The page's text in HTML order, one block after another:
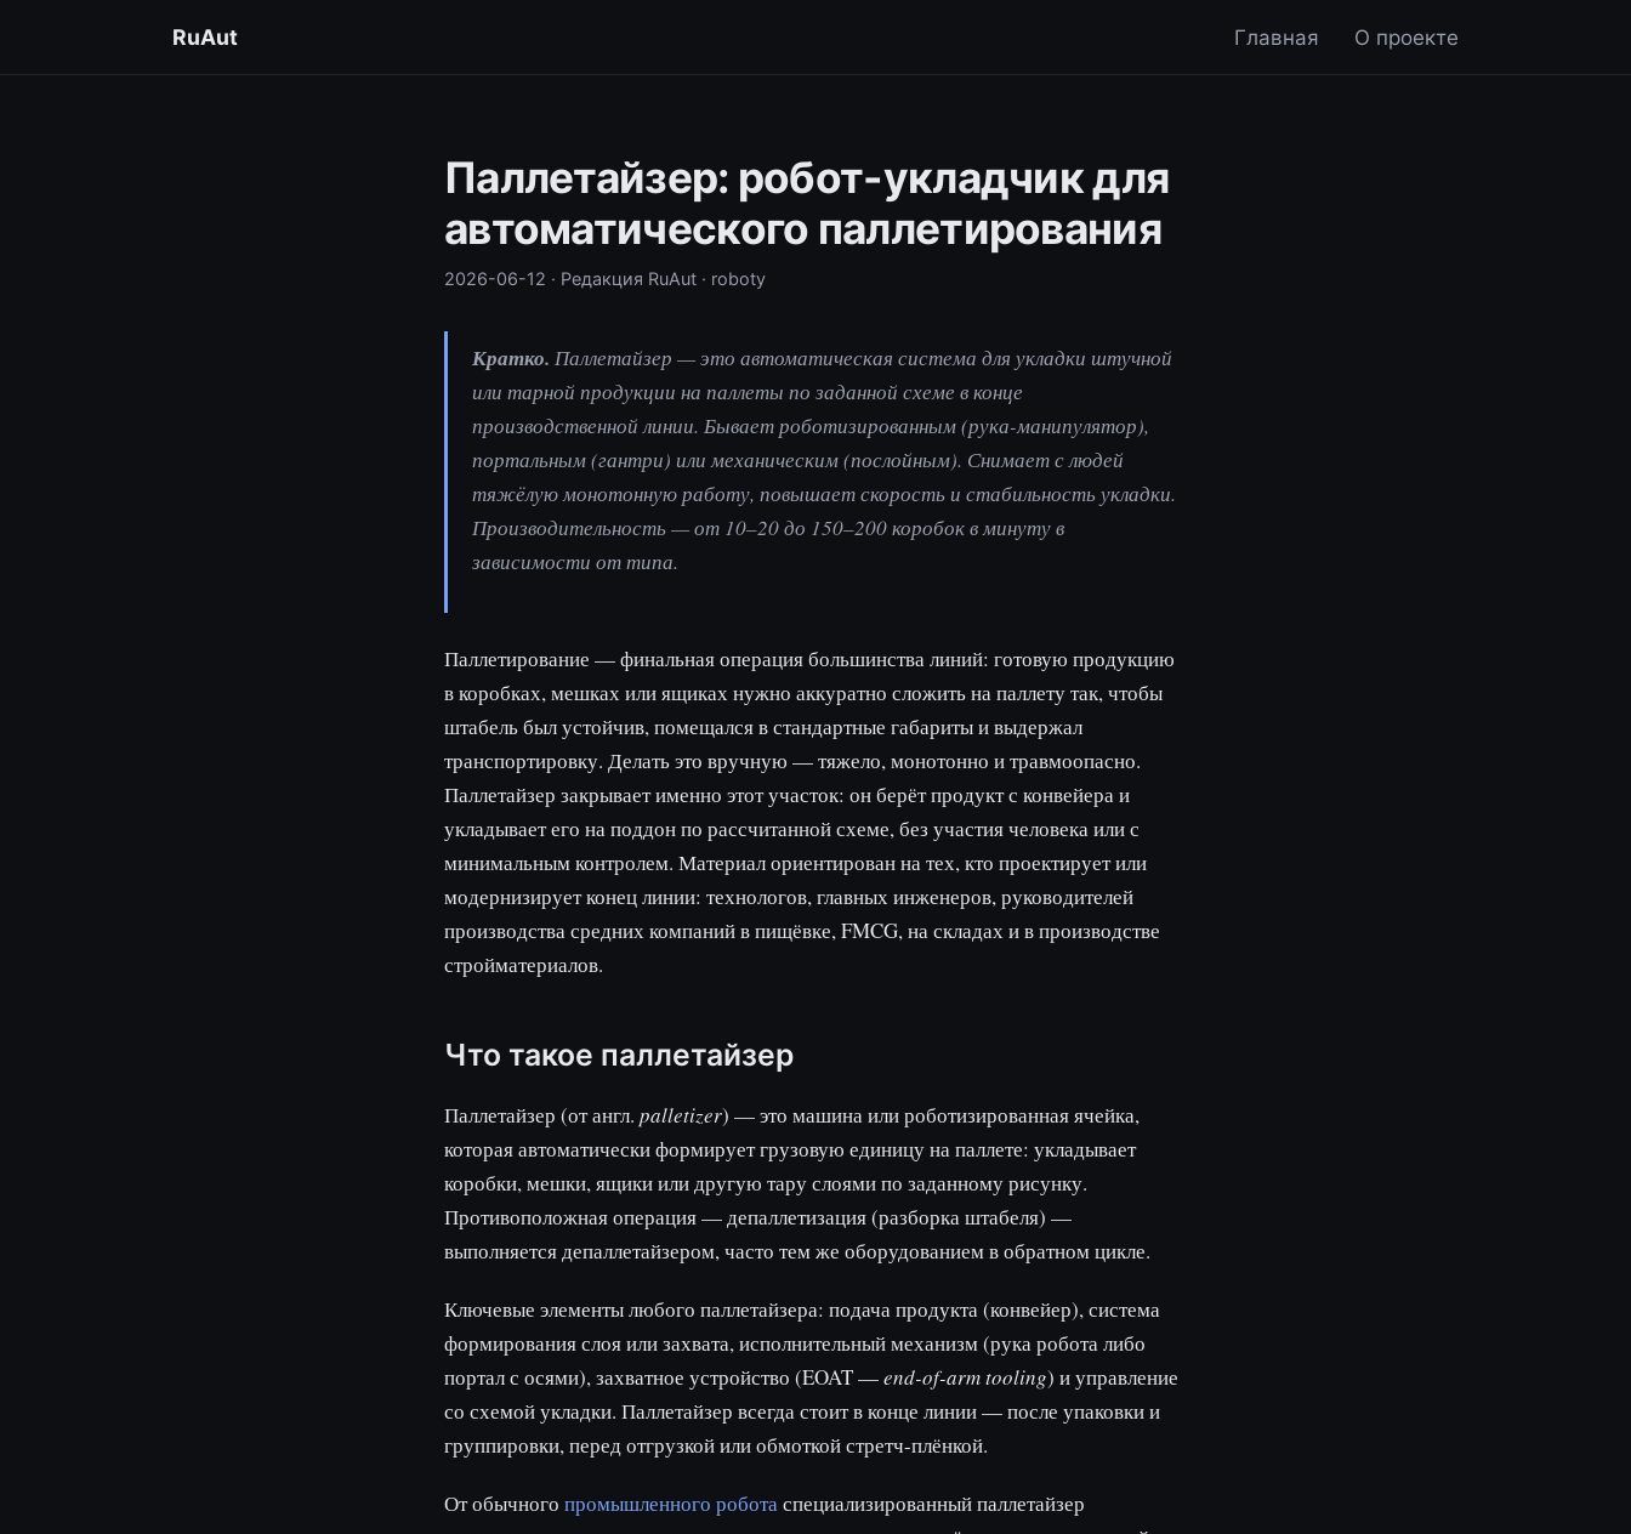
RuAut Главная О проекте
Паллетайзер: робот-укладчик для
автоматического паллетирования
2026-06-12 · Редакция RuAut · roboty
Кратко. Паллетайзер — это автоматическая система для укладки штучной
или тарной продукции на паллеты по заданной схеме в конце
производственной линии. Бывает роботизированным (рука-манипулятор),
портальным (гантри) или механическим (послойным). Снимает с людей
тяжёлую монотонную работу, повышает скорость и стабильность укладки.
Производительность — от 10–20 до 150–200 коробок в минуту в
зависимости от типа.
Паллетирование — финальная операция большинства линий: готовую продукцию
в коробках, мешках или ящиках нужно аккуратно сложить на паллету так, чтобы
штабель был устойчив, помещался в стандартные габариты и выдержал
транспортировку. Делать это вручную — тяжело, монотонно и травмоопасно.
Паллетайзер закрывает именно этот участок: он берёт продукт с конвейера и
укладывает его на поддон по рассчитанной схеме, без участия человека или с
минимальным контролем. Материал ориентирован на тех, кто проектирует или
модернизирует конец линии: технологов, главных инженеров, руководителей
производства средних компаний в пищёвке, FMCG, на складах и в производстве
стройматериалов.
Что такое паллетайзер
Паллетайзер (от англ. palletizer) — это машина или роботизированная ячейка,
которая автоматически формирует грузовую единицу на паллете: укладывает
коробки, мешки, ящики или другую тару слоями по заданному рисунку.
Противоположная операция — депаллетизация (разборка штабеля) —
выполняется депаллетайзером, часто тем же оборудованием в обратном цикле.
Ключевые элементы любого паллетайзера: подача продукта (конвейер), система
формирования слоя или захвата, исполнительный механизм (рука робота либо
портал с осями), захватное устройство (EOAT —end-of-arm tooling) и управление
со схемой укладки. Паллетайзер всегда стоит в конце линии — после упаковки и
группировки, перед отгрузкой или обмоткой стретч-плёнкой.
От обычного промышленного роботаспециализированный паллетайзер